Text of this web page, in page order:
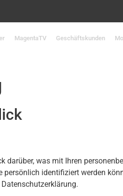
MagentaTV Geschäftskunden
was mit Ihren
persönlich identifiziert werden